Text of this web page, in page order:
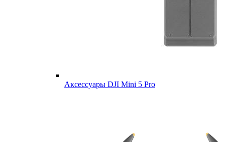
Аксессуары DJI Mini 5 Pro